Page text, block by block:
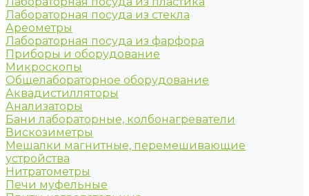
Лабораторная посуда из стекла
Ареометры
Лабораторная посуда из фарфора
Приборы и оборудование
Микроскопы
Общелабораторное оборудование
Аквадистилляторы
Анализаторы
Бани лабораторные, колбонагреватели
Вискозиметры
Мешалки магнитные, перемешивающие
устройства
Нитратометры
Печи муфельные